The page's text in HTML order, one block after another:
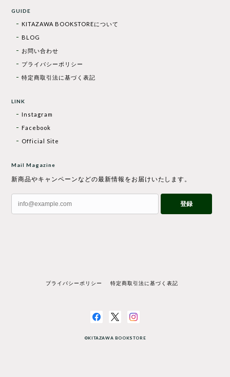
GUIDE
KITAZAWA BOOKSTOREについて
BLOG
お問い合わせ
プライバシーポリシー
特定商取引法に基づく表記
LINK
Instagram
Facebook
Official Site
Mail Magazine
新商品やキャンペーンなどの最新情報をお届けいたします。
登録
プライバシーポリシー 特定商取引法に基づく表記
©KITAZAWA BOOKSTORE